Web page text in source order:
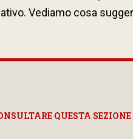
Vediamo cosa
QUESTA SEZIONE